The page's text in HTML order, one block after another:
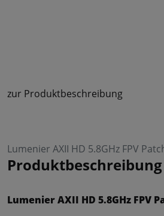
zur Produktbeschreibung
Lumenier AXII HD 5.8GHz FPV
Produktbeschreibung
Lumenier AXII HD 5.8GHz FPV